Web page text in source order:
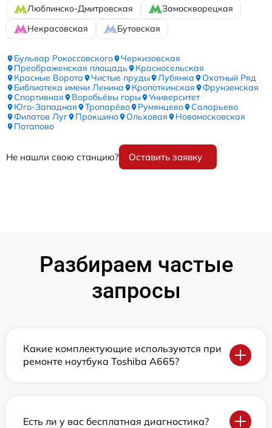
Люблинско-Дмитровская
Замоскворецкая
Некрасовская
Бутовская
Бульвар Рокоссовского
Черкизовская
Преображенская площадь
Красносельская
Красные Ворота
Чистые пруды Лубянка
Охотный Ряд
Библиотека имени Ленина
Кропоткинская
Фрунзенская
Спортивная
Воробьёвы горы
Университет
Юго-Западная
Тропарёво Румянцево
Саларьево
Филатов Луг
Прокшино Ольховая
Новомосковская
Потапово
Не нашли свою станцию? Оставить заявку
Разбираем частые
запросы
Какие комплектующие используются при
ремонте ноутбука Toshiba A665?
Есть ли у вас бесплатная диагностика?